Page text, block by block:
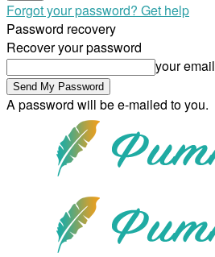
Forgot your password? Get help
Password recovery
Recover your password
your email
A password will be e-mailed to you.